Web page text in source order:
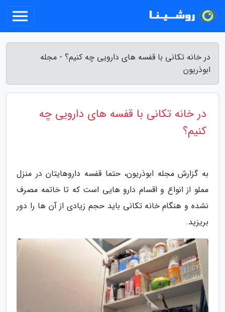
در خانه تکانی با قفسه های دارویی چه کنیم؟ - مجله
ابوذریون
در خانه تکانی با قفسه های دارویی چه
کنیم؟
به گزارش مجله ابوذریون، حتما قفسه داروهایتان در منزل
مملو از انواع و اقسام دارو هایی است که تا خاتمه مصرف
نشده و هنگام خانه تکانی باید حجم زیادی از آن ها را دور
بریزید.